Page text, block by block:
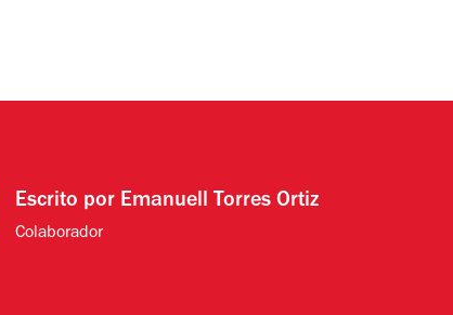
Escrito por Emanuell Torres Ortiz
Colaborador